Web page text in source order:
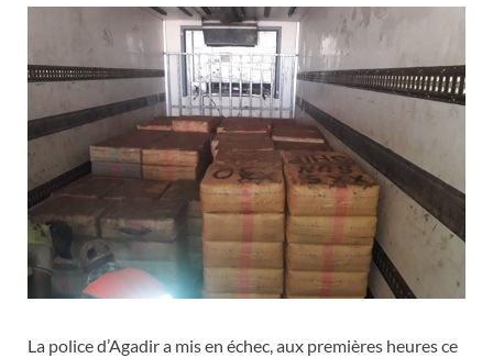
La police d’Agadir a mis en échec, aux premières heures ce